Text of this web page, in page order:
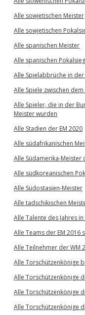
Alle sowjetischen Meister
Alle sowjetischen
Alle spanischen Meister
Alle spanischen
Alle Spielabbrüche in
Alle Spiele zwischen
Alle Spieler, die in der
Meister wurden
Alle Stadien der EM 2020
Alle südafrikanischen
Alle Südamerika-Meister
Alle südkoreanischen
Alle Südostasien-Meister
Alle tadschikischen
Alle Talente des Jahres
Alle Teams der EM 2016
Alle Teilnehmer der WM
Alle Torschützenkönige
Alle Torschützenkönige
Alle Torschützenkönige
Alle Torschützenkönige